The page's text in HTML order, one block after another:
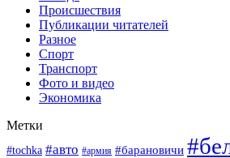
Происшествия
Публикации читателей
Разное
Спорт
Транспорт
Фото и видео
Экономика
Метки
#tochka #авто #армия #барановичи